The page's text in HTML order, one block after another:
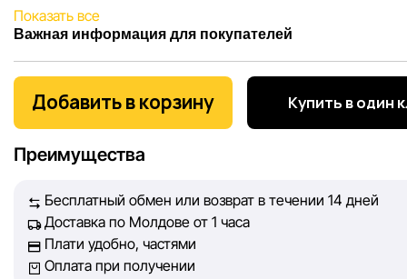
Показать все
Важная информация для покупателей
Мы, команда сети магазинов Sportlandia, ценим доверие
покупателей. Каждый день мы работаем над тем, чтобы
информация о товарах и услугах, представленная на
обеспечить вас достоверной информацией, чтобы вы
Однако, несмотря на постоянный контроль, Sportlandia
гарантировать абсолютную точность всех данных,
сайте, ввиду возможных технических ошибок или сбоев.
Добавить в корзину Купить в один
Преимущества
Бесплатный обмен или возврат в течении 14 дней
Доставка по Молдове от 1 часа
Плати удобно, частями
Оплата при получении